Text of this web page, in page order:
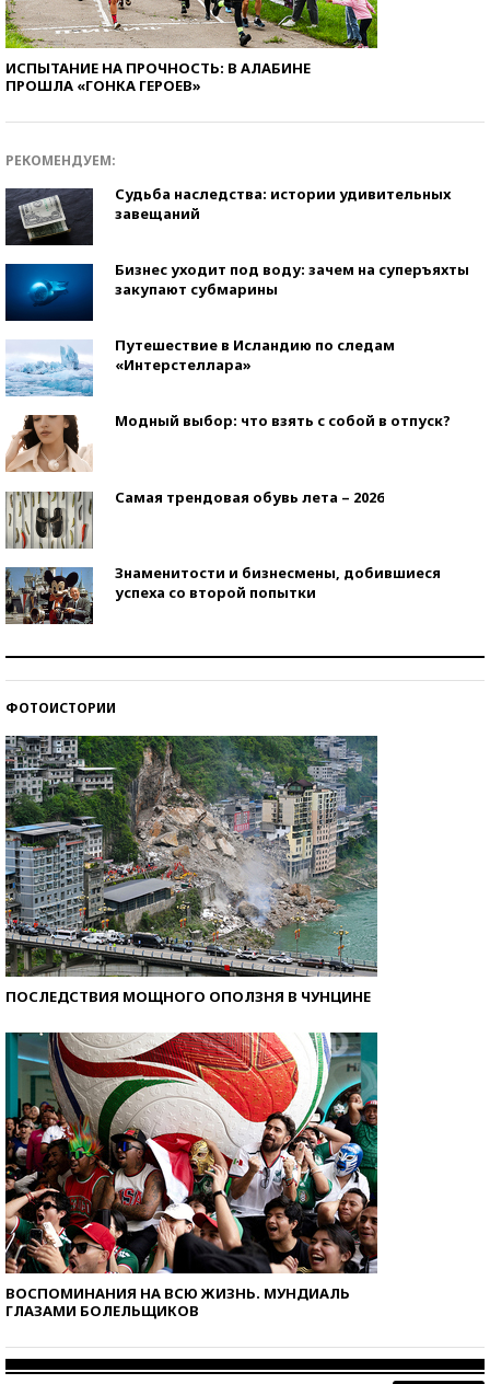
ИСПЫТАНИЕ НА ПРОЧНОСТЬ: В АЛАБИНЕ
ПРОШЛА «ГОНКА ГЕРОЕВ»
РЕКОМЕНДУЕМ:
Судьба наследства: истории удивительных
завещаний
Бизнес уходит под воду: зачем на суперъяхты
закупают субмарины
Путешествие в Исландию по следам
«Интерстеллара»
Модный выбор: что взять с собой в отпуск?
Самая трендовая обувь лета – 2026
Знаменитости и бизнесмены, добившиеся
успеха со второй попытки
ФОТОИСТОРИИ
ПОСЛЕДСТВИЯ МОЩНОГО ОПОЛЗНЯ В ЧУНЦИНЕ
ВОСПОМИНАНИЯ НА ВСЮ ЖИЗНЬ. МУНДИАЛЬ
ГЛАЗАМИ БОЛЕЛЬЩИКОВ